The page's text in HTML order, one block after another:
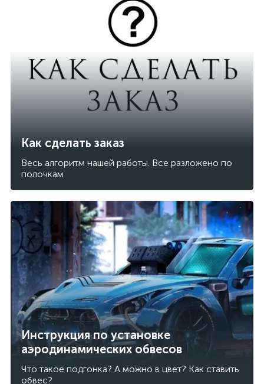
Как сделать заказ
Весь алгоритм нашей работы. Все разложено по
полочкам
Инструкция по установке
аэродинамических обвесов
Что такое подгонка? А можно в цвет? Как ставить
обвес?